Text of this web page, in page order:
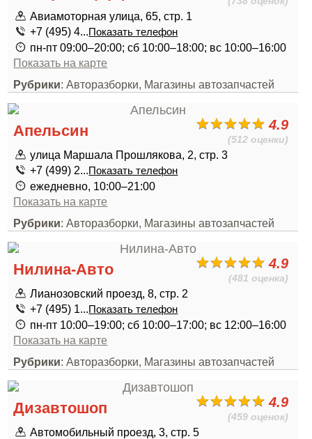
Авиамоторная улица, 65, стр. 1
+7 (495) 4...Показать телефон
пн-пт 09:00–20:00; сб 10:00–18:00; вс 10:00–16:00
Показать на карте
Рубрики: Авторазборки, Магазины автозапчастей
4.9
(512 оценки)
Апельсин
улица Маршала Прошлякова, 2, стр. 3
+7 (499) 2...Показать телефон
ежедневно, 10:00–21:00
Показать на карте
Рубрики: Авторазборки, Магазины автозапчастей
4.9
(481 оценка)
Нилина-Авто
Лианозовский проезд, 8, стр. 2
+7 (495) 1...Показать телефон
пн-пт 10:00–19:00; сб 10:00–17:00; вс 12:00–16:00
Показать на карте
Рубрики: Авторазборки, Магазины автозапчастей
4.9
(459 оценок)
Дизавтошоп
Автомобильный проезд, 3, стр. 5